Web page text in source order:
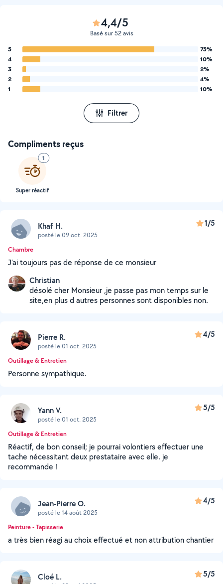
4,4/5
Basé sur 52 avis
5
75%
4
10%
3
2%
2
4%
1
10%
Filtrer
Compliments reçus
1
Super réactif
Khaf H.
posté le 09 oct. 2025
1/5
Chambre
J’ai toujours pas de réponse de ce monsieur
Christian
désolé cher Monsieur ,je passe pas mon temps sur le
site,en plus d autres personnes sont disponibles non.
Pierre R.
posté le 01 oct. 2025
4/5
Outillage & Entretien
Personne sympathique.
Yann V.
posté le 01 oct. 2025
5/5
Outillage & Entretien
Réactif, de bon conseil; je pourrai volontiers effectuer une
tache nécessitant deux prestataire avec elle. je
recommande !
Jean-Pierre O.
posté le 14 août 2025
4/5
Peinture - Tapisserie
a très bien réagi au choix effectué et non attribution chantier
Cloé L. 5/5